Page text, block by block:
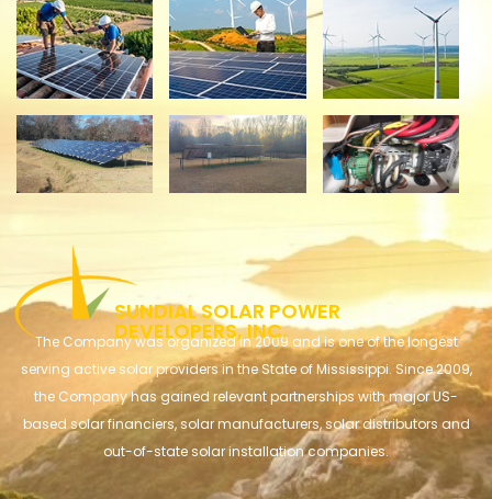
​​​SUNDIAL SOLAR POWER
DEVELOPERS, INC.
The Company was organized in 2009 and is one of the longest
serving active solar providers in the State of Mississippi. Since 2009,
the Company has gained relevant partnerships with major US-
based solar financiers, solar manufacturers, solar distributors and
out-of-state solar installation companies.